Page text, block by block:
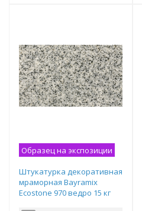
Образец на экспозиции
Штукатурка декоративная
мраморная Bayramix
Ecostone 970 ведро 15 кг